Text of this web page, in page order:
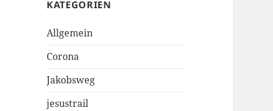
KATEGORIEN
Allgemein
Corona
Jakobsweg
jesustrail